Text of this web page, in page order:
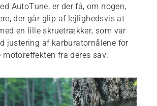
AutoTune, er der få, om nogen,
der går glip af lejlighedsvis at
en lille skruetrækker, som var
justering af karburatornålene for
fra deres sav.